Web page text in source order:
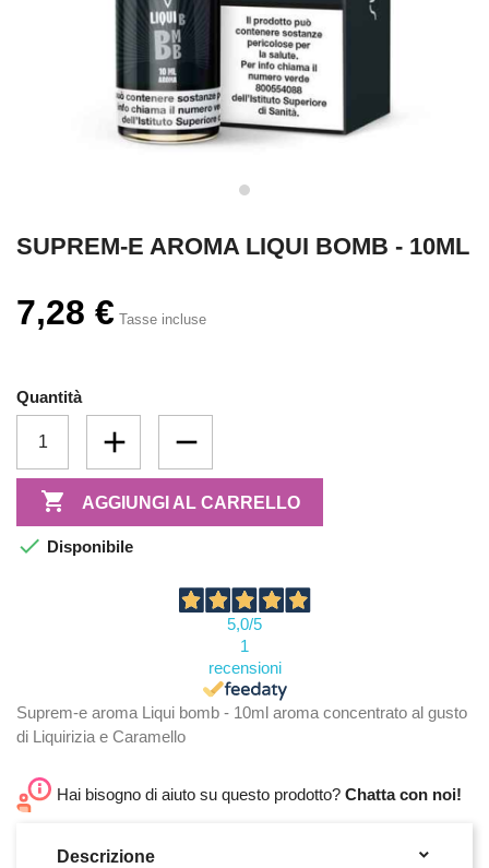
SUPREM-E AROMA LIQUI BOMB - 10ML
7,28 € Tasse incluse
Quantità
 AGGIUNGI AL CARRELLO
 Disponibile
5,0/5
1
recensioni
Suprem-e aroma Liqui bomb - 10ml aroma concentrato al gusto
di Liquirizia e Caramello
Hai bisogno di aiuto su questo prodotto? Chatta con noi!
Descrizione 